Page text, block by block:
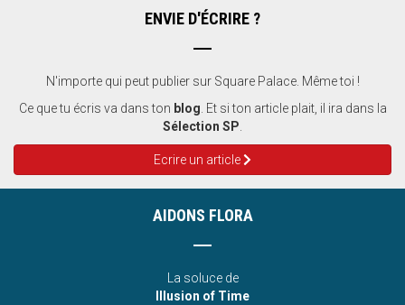
ENVIE D'ÉCRIRE ?
N'importe qui peut publier sur Square Palace. Même toi !
Ce que tu écris va dans ton blog . Et si ton article plait, il ira dans la
Sélection SP
Ecrire un article
AIDONS FLORA
La soluce de
Illusion of Time